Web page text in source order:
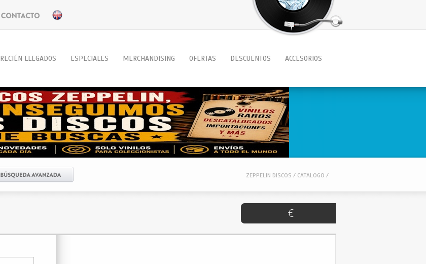
RECIÉN LLEGADOS ESPECIALES MERCHANDISING OFERTAS DESCUENTOS ACCESORIOS
ZEPPELIN DISCOS / CATALOGO /
€